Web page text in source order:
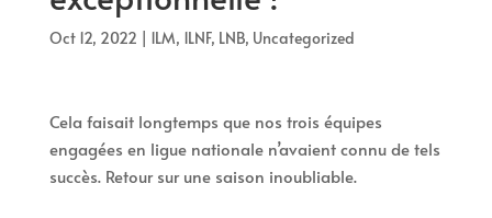
Oct 12, 2022 | 1LM, 1LNF, LNB, Uncategorized
Cela faisait longtemps que nos trois équipes
engagées en ligue nationale n’avaient connu de tels
succès. Retour sur une saison inoubliable.